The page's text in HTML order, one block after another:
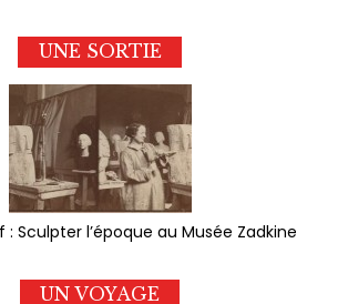
UNE SORTIE
Sculpter l’époque au Musée Zadkine
UN VOYAGE